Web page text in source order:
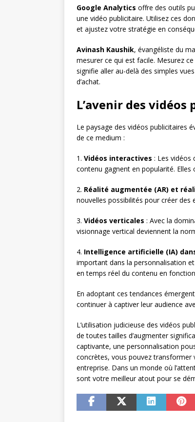
Google Analytics offre des outils
une vidéo publicitaire. Utilisez ces
et ajustez votre stratégie en
Avinash Kaushik, évangéliste du
mesurer ce qui est facile. Mesurez
signifie aller au-delà des simples
d’achat.
L’avenir des
Le paysage des vidéos publicitaires
de ce medium :
1. Vidéos interactives : Les vidéos
contenu gagnent en popularité.
2. Réalité augmentée (AR) et
nouvelles possibilités pour créer des
3. Vidéos verticales : Avec la
visionnage vertical deviennent la
4. Intelligence artificielle (IA)
important dans la personnalisation
en temps réel du contenu en
En adoptant ces tendances
continuer à captiver leur audience
L’utilisation judicieuse des vidéos
de toutes tailles d’augmenter
captivante, une personnalisation
concrètes, vous pouvez transformer
entreprise. Dans un monde où
sont votre meilleur atout pour se